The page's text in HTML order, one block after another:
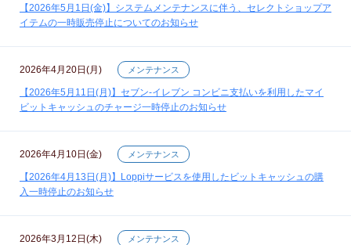
【2026年5月1日(金)】システムメンテナンスに伴う、セレクトショップア
イテムの一時販売停止についてのお知らせ
2026年4月20日(月) メンテナンス
【2026年5月11日(月)】セブン‐イレブン コンビニ支払いを利用したマイ
ビットキャッシュのチャージ一時停止のお知らせ
2026年4月10日(金) メンテナンス
【2026年4月13日(月)】Loppiサービスを使用したビットキャッシュの購
入一時停止のお知らせ
2026年3月12日(木) メンテナンス